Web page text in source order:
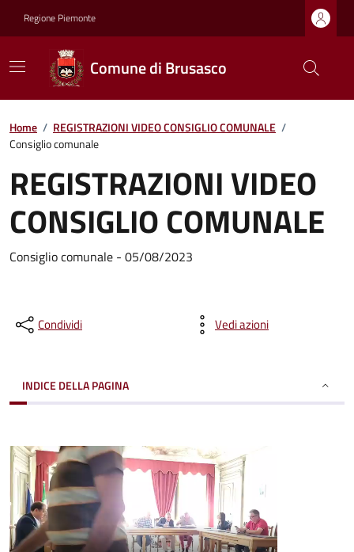
Regione Piemonte
Comune di Brusasco
Home / REGISTRAZIONI VIDEO CONSIGLIO COMUNALE /
Consiglio comunale
REGISTRAZIONI VIDEO
CONSIGLIO COMUNALE
Consiglio comunale - 05/08/2023
Condividi Vedi azioni
INDICE DELLA PAGINA